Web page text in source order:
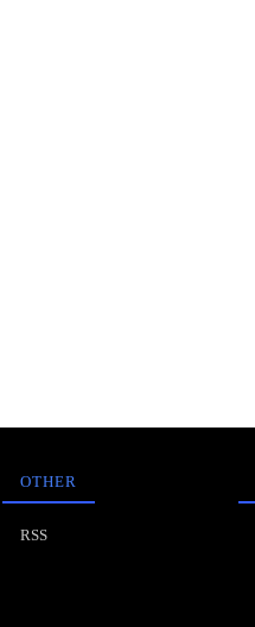
OTHER
RSS